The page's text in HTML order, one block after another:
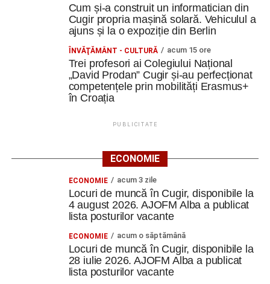
Cum și-a construit un informatician din
Cugir propria mașină solară. Vehiculul a
ajuns și la o expoziție din Berlin
ÎNVĂŢĂMÂNT - CULTURĂ acum 15 ore
Trei profesori ai Colegiului Național
„David Prodan” Cugir și-au perfecționat
competențele prin mobilități Erasmus+
în Croația
PUBLICITATE
ECONOMIE
ECONOMIE acum 3 zile
Locuri de muncă în Cugir, disponibile la
4 august 2026. AJOFM Alba a publicat
lista posturilor vacante
ECONOMIE acum o săptămână
Locuri de muncă în Cugir, disponibile la
28 iulie 2026. AJOFM Alba a publicat
lista posturilor vacante